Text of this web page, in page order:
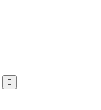
